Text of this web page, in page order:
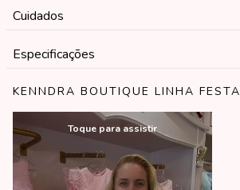
Cuidados
Especificações
KENNDRA BOUTIQUE LINHA FESTA